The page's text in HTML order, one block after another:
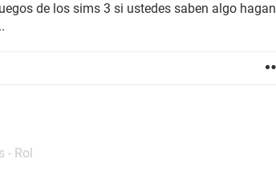
de los sims 3 si ustedes saben algo hagan
- Rol